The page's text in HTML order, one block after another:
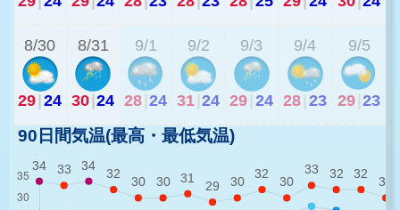
8/30
29 24
8/31
30 24
9/1
28 24
9/2
31 24
9/3
29 24
9/4
28 23
9/5
29 23
90日間気温(最高・最低気温)